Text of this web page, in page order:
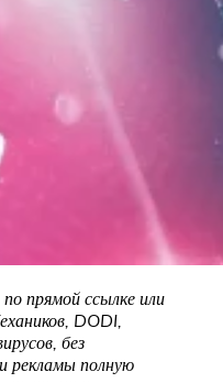
прямой ссылке или
DODI,
без
рекламы полную